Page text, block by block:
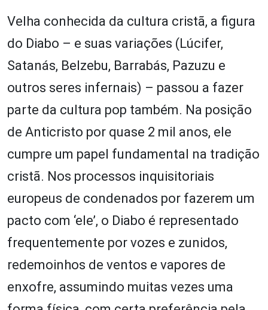
Velha conhecida da cultura cristã, a figura
do Diabo – e suas variações (Lúcifer,
Satanás, Belzebu, Barrabás, Pazuzu e
outros seres infernais) – passou a fazer
parte da cultura pop também. Na posição
de Anticristo por quase 2 mil anos, ele
cumpre um papel fundamental na tradição
cristã. Nos processos inquisitoriais
europeus de condenados por fazerem um
pacto com ‘ele’, o Diabo é representado
frequentemente por vozes e zunidos,
redemoinhos de ventos e vapores de
enxofre, assumindo muitas vezes uma